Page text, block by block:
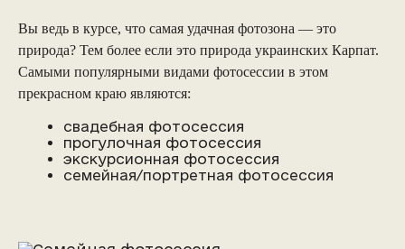
Вы ведь в курсе, что самая удачная фотозона — это
природа? Тем более если это природа украинских Карпат.
Самыми популярными видами фотосессии в этом
прекрасном краю являются:
свадебная фотосессия
прогулочная фотосессия
экскурсионная фотосессия
семейная/портретная фотосессия